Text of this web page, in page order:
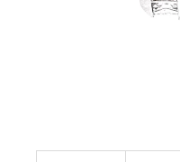
2 500 Kč